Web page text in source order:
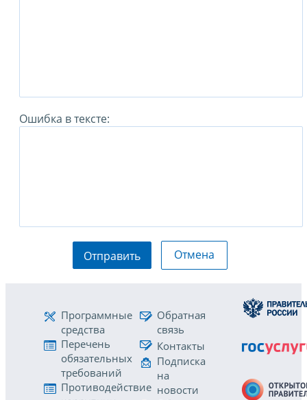
Ошибка в тексте:
Отправить Отмена
Программные
средства
Перечень
обязательных
требований
Противодействие
Обратная
связь
Контакты
Подписка
на
новости